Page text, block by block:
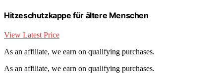
Hitzeschutzkappe für ältere Menschen
View Latest Price
As an affiliate, we earn on qualifying purchases.
As an affiliate, we earn on qualifying purchases.